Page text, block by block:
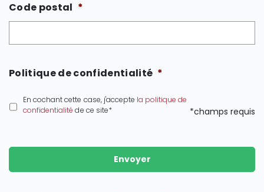
Code postal *
Politique de confidentialité *
En cochant cette case, j'accepte la politique de
confidentialité de ce site* *champs requis
Envoyer